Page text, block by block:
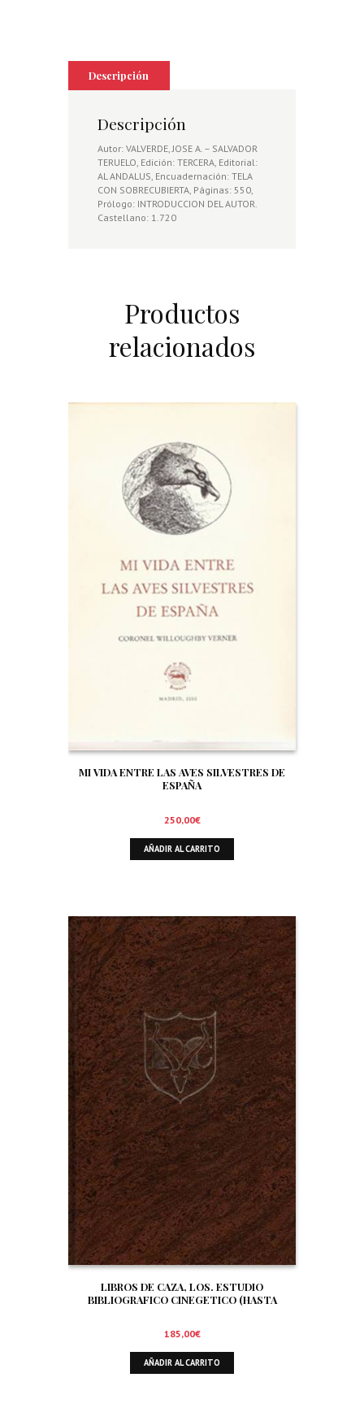
Descripción
Descripción
Autor: VALVERDE, JOSE A. – SALVADOR
TERUELO, Edición: TERCERA, Editorial:
AL ANDALUS, Encuadernación: TELA
CON SOBRECUBIERTA, Páginas: 550,
Prólogo: INTRODUCCION DEL AUTOR.
Castellano: 1.720
Productos
relacionados
MI VIDA ENTRE LAS AVES SILVESTRES DE
ESPAÑA
250,00€
AÑADIR AL CARRITO
LIBROS DE CAZA, LOS. ESTUDIO
BIBLIOGRAFICO CINEGETICO (HASTA
185,00€
AÑADIR AL CARRITO